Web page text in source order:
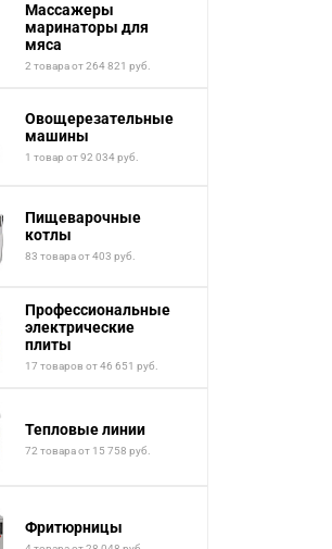
Массажеры
маринаторы для
мяса
2 товара от 264 821 руб.
Овощерезательные
машины
1 товар от 92 034 руб.
Пищеварочные
котлы
83 товара от 403 руб.
Профессиональные
электрические
плиты
17 товаров от 46 651 руб.
Тепловые линии
72 товара от 15 758 руб.
Фритюрницы